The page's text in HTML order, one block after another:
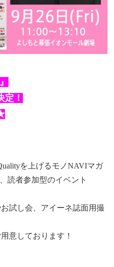
定！
を上げるモノNAVIマガ
読者参加型のイベント
試し会、アイーネ誌面用撮
意しております！